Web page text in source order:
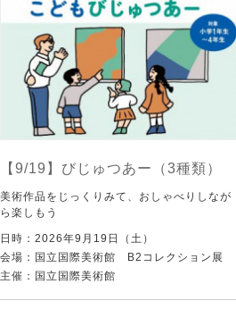
【9/19】びじゅつあー（3種類）
美術作品をじっくりみて、おしゃべりしなが
ら楽しもう
日時：2026年9月19日（土）
会場：国立国際美術館 B2コレクション展
主催：国立国際美術館